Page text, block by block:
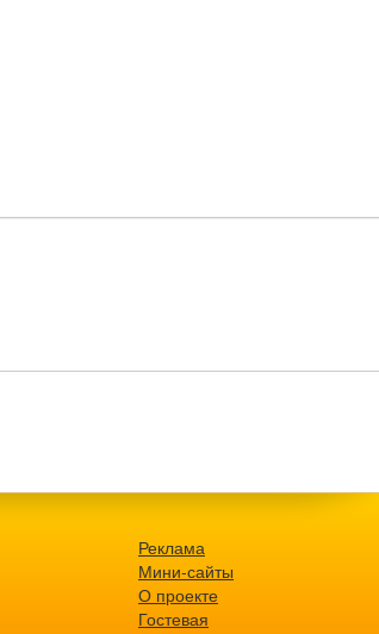
Реклама
Мини-сайты
О проекте
Гостевая